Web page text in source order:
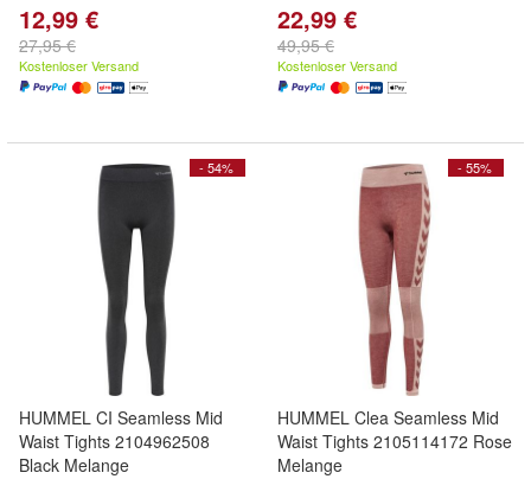
12,99 €
27,95 €
Kostenloser Versand
22,99 €
49,95 €
Kostenloser Versand
- 54%
HUMMEL CI Seamless Mid
Waist Tights 2104962508
Black Melange
- 55%
HUMMEL Clea Seamless Mid
Waist Tights 2105114172 Rose
Melange